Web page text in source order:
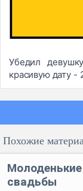
Убедил
красивую дату -
Похожие
свадьбы